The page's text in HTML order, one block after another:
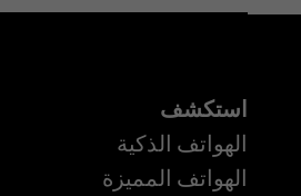
استكشف
الهواتف الذكية
الهواتف المميزة